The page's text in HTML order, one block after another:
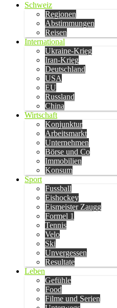
Schweiz
Regionen
Abstimmungen
Reisen
International
Ukraine-Krieg
Iran-Krieg
Deutschland
USA
EU
Russland
China
Wirtschaft
Konjunktur
Arbeitsmarkt
Unternehmen
Börse und Co
Immobilien
Konsum
Sport
Fussball
Eishockey
Eismeister Zaugg
Formel 1
Tennis
Velo
Ski
Unvergessen
Resultate
Leben
Gefühle
Food
Filme und Serien